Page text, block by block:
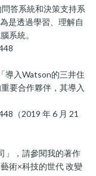
答系統和決策支持系
是透過學習、理解自
系統。
導入Watson的三井住
要合作夥伴，其導入
（2019 年 6 月 21
」，請參閱我的著作
術×科技的世代 改變